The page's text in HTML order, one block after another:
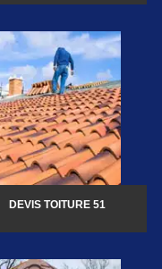
DEVIS TOITURE 51